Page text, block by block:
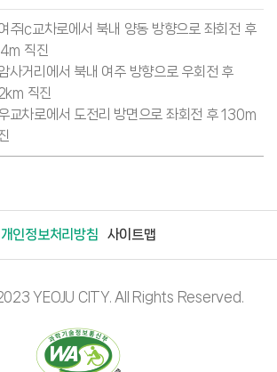
주Ic교차로에서 북내 양동 방향으로 좌회전 후
직진
사거리에서 북내 여주 방향으로 우회전 후
직진
교차로에서 도전리 방면으로 좌회전 후 130m
개인정보처리방침 사이트맵
YEOJU CITY. All Rights Reserved.